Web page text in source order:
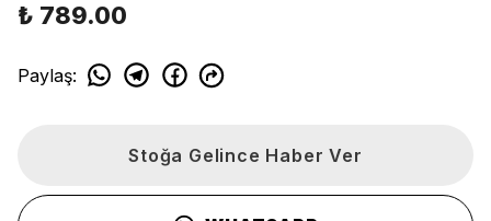
₺ 789.00
Paylaş:
Stoğa Gelince Haber Ver